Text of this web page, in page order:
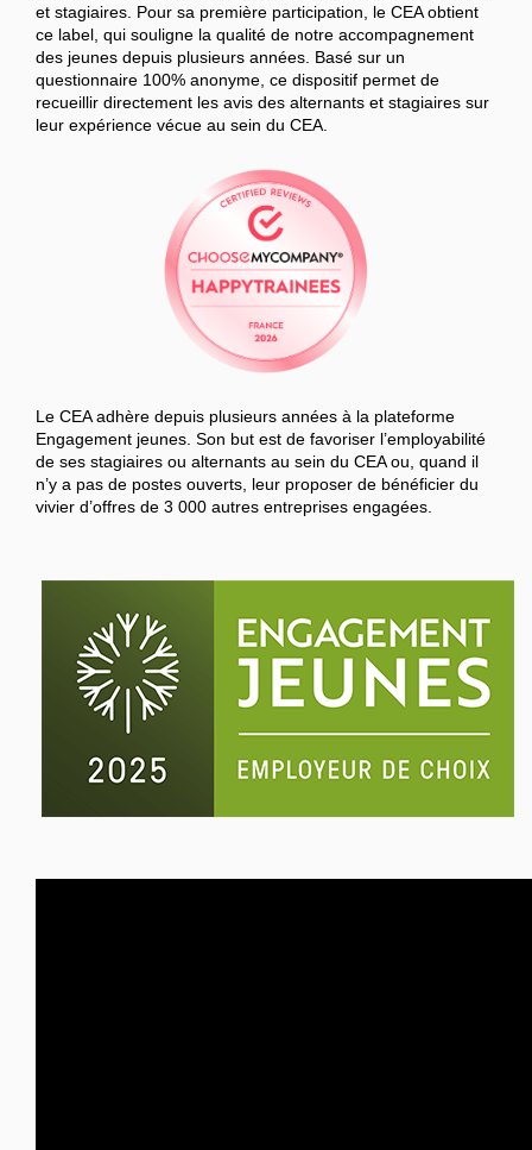
et stagiaires. Pour sa première participation, le CEA obtient
ce label, qui souligne la qualité de notre accompagnement
des jeunes depuis plusieurs années. Basé sur un
questionnaire 100% anonyme, ce dispositif permet de
recueillir directement les avis des alternants et stagiaires sur
leur expérience vécue au sein du CEA.
Le CEA adhère depuis plusieurs années à la plateforme
Engagement jeunes. Son but est de favoriser l’employabilité
de ses stagiaires ou alternants au sein du CEA ou, quand il
n’y a pas de postes ouverts, leur proposer de bénéficier du
vivier d’offres de 3 000 autres entreprises engagées.